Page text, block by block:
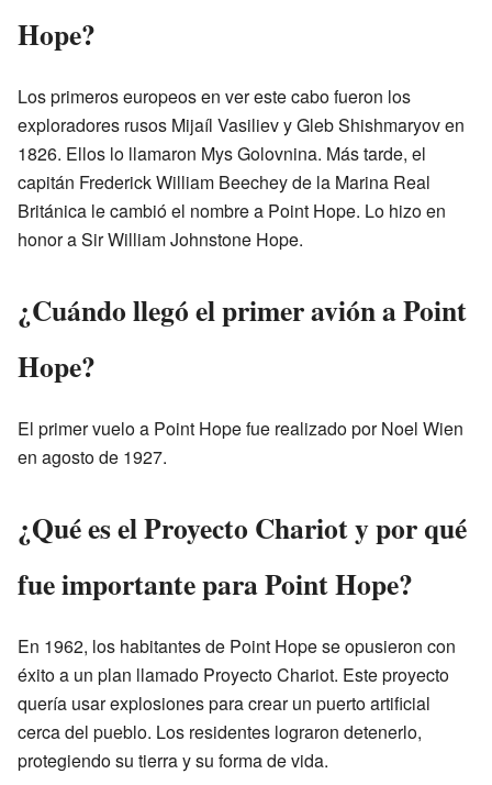
Hope?
Los primeros europeos en ver este cabo fueron los
exploradores rusos Mijaíl Vasiliev y Gleb Shishmaryov en
1826. Ellos lo llamaron Mys Golovnina. Más tarde, el
capitán Frederick William Beechey de la Marina Real
Británica le cambió el nombre a Point Hope. Lo hizo en
honor a Sir William Johnstone Hope.
¿Cuándo llegó el primer avión a Point
Hope?
El primer vuelo a Point Hope fue realizado por Noel Wien
en agosto de 1927.
¿Qué es el Proyecto Chariot y por qué
fue importante para Point Hope?
En 1962, los habitantes de Point Hope se opusieron con
éxito a un plan llamado Proyecto Chariot. Este proyecto
quería usar explosiones para crear un puerto artificial
cerca del pueblo. Los residentes lograron detenerlo,
protegiendo su tierra y su forma de vida.